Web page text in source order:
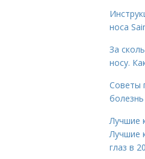
носа
За
носу.
Советы
Лучшие
Лучшие
глаз в